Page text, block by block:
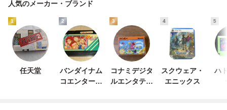
人気のメーカー・ブランド
1
任天堂
2
バンダイナム
コエンターテ
3
コナミデジタ
ルエンタテイ
4
スクウェア・
エニックス
5
ハ